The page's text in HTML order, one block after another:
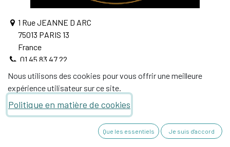
1 Rue JEANNE D ARC
75013 PARIS 13
France
01 45 83 47 22
philippecabane@hotmail.fr
Nous utilisons des cookies pour vous offrir une meilleure
expérience utilisateur sur ce site.
Politique en matière de cookies
Que les essentiels Je suis d'accord